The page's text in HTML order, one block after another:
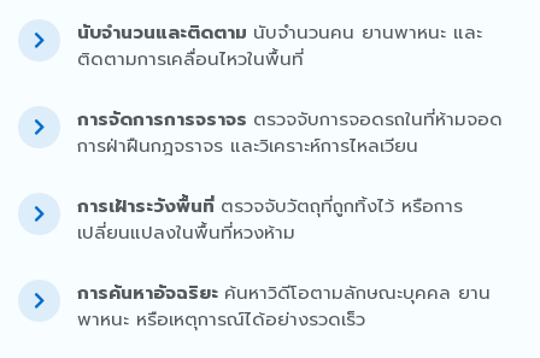
นับจำนวนและติดตาม นับจำนวนคน ยานพาหนะ และ
ติดตามการเคลื่อนไหวในพื้นที่
การจัดการการจราจร ตรวจจับการจอดรถในที่ห้ามจอด
การฝ่าฝืนกฎจราจร และวิเคราะห์การไหลเวียน
การเฝ้าระวังพื้นที่ ตรวจจับวัตถุที่ถูกทิ้งไว้ หรือการ
เปลี่ยนแปลงในพื้นที่หวงห้าม
การค้นหาอัจฉริยะ ค้นหาวิดีโอตามลักษณะบุคคล ยาน
พาหนะ หรือเหตุการณ์ได้อย่างรวดเร็ว